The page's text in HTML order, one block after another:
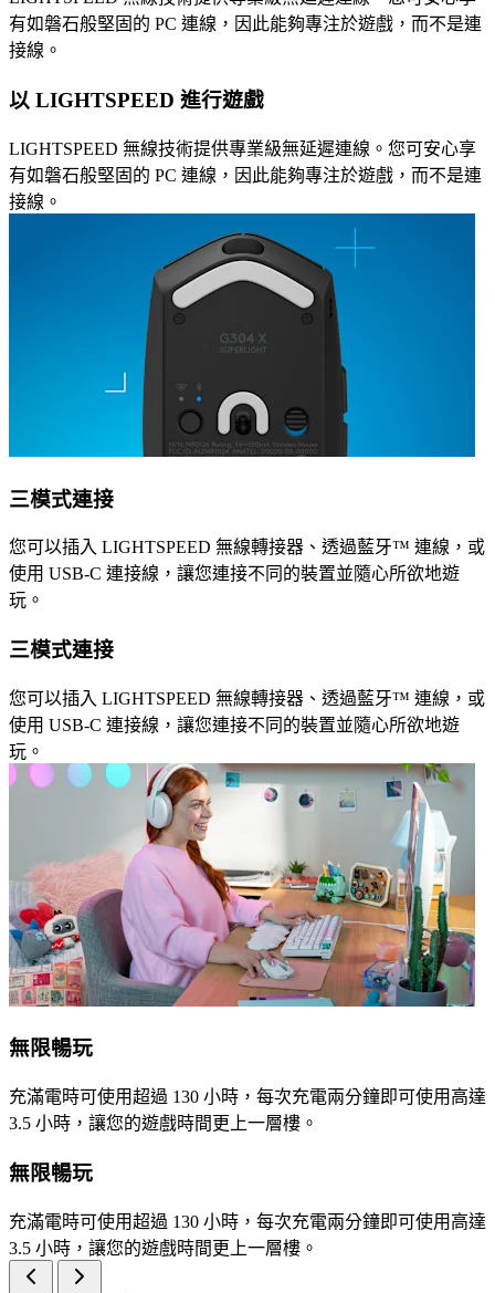
有如磐石般堅固的 PC 連線，因此能夠專注於遊戲，而不是連
接線。
以 LIGHTSPEED 進行遊戲
LIGHTSPEED 無線技術提供專業級無延遲連線。您可安心享
有如磐石般堅固的 PC 連線，因此能夠專注於遊戲，而不是連
接線。
三模式連接
您可以插入 LIGHTSPEED 無線轉接器、透過藍牙™ 連線，或
使用 USB-C 連接線，讓您連接不同的裝置並隨心所欲地遊
玩。
三模式連接
您可以插入 LIGHTSPEED 無線轉接器、透過藍牙™ 連線，或
使用 USB-C 連接線，讓您連接不同的裝置並隨心所欲地遊
玩。
無限暢玩
充滿電時可使用超過 130 小時，每次充電兩分鐘即可使用高達
3.5 小時，讓您的遊戲時間更上一層樓。
無限暢玩
充滿電時可使用超過 130 小時，每次充電兩分鐘即可使用高達
3.5 小時，讓您的遊戲時間更上一層樓。